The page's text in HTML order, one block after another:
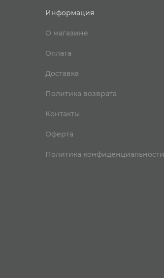
Информация
О магазине
Оплата
Доставка
Политика возврата
Контакты
Оферта
Политика конфиденциальности